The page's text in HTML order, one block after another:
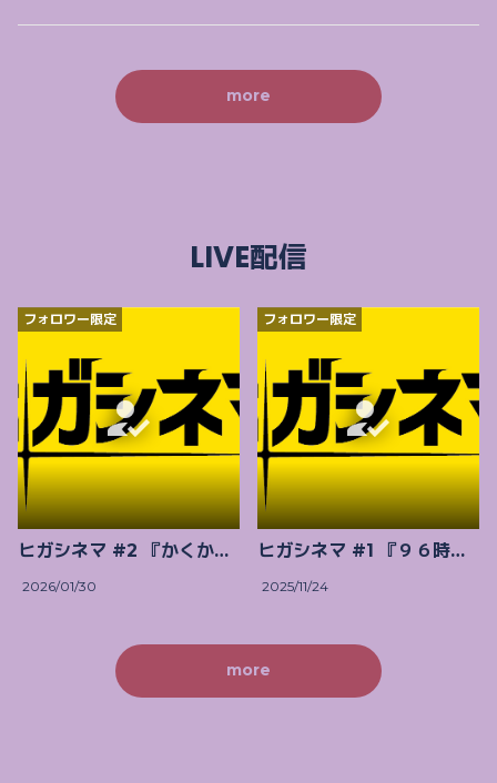
more
LIVE配信
フォロワー限定
ヒガシネマ #2 『かくかくしかじか』
2026/01/30
フォロワー限定
ヒガシネマ #1 『９６時間』
2025/11/24
more